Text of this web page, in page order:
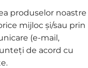
produselor noastre
mijloc și/sau prin
(e-mail,
de acord cu